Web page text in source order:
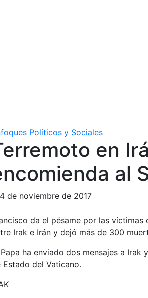
Políticos y Sociales
en
al
de noviembre de 2017
da el pésame por las
Irak e Irán y dejó más de 300
Papa ha enviado dos mensajes a Irak
Estado del Vaticano.